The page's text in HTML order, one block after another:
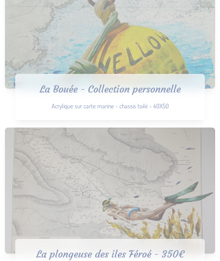
La Bouée - Collection personnelle
Acrylique sur carte marine - chassis toilé - 40X50
La plongeuse des iles Féroé - 350€